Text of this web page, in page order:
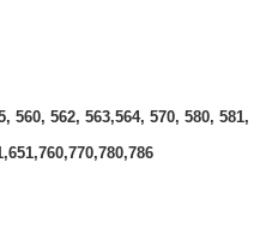
560, 562, 563,564, 570, 580, 581,